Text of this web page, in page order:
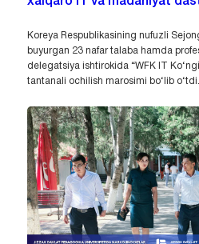
Koreya Respublikasining nufuzli
buyurgan 23 nafar talaba hamda
delegatsiya ishtirokida “WFK IT
tantanali ochilish marosimi bo‘lib o‘tdi.